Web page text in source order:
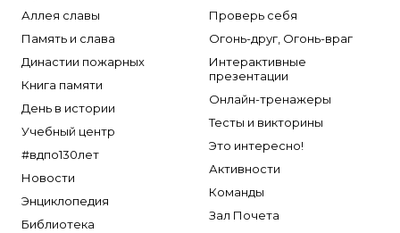
Аллея славы
Память и слава
Династии пожарных
Книга памяти
День в истории
Учебный центр
#вдпо130лет
Новости
Энциклопедия
Библиотека
Проверь себя
Огонь-друг, Огонь-враг
Интерактивные
презентации
Онлайн-тренажеры
Тесты и викторины
Это интересно!
Активности
Команды
Зал Почета